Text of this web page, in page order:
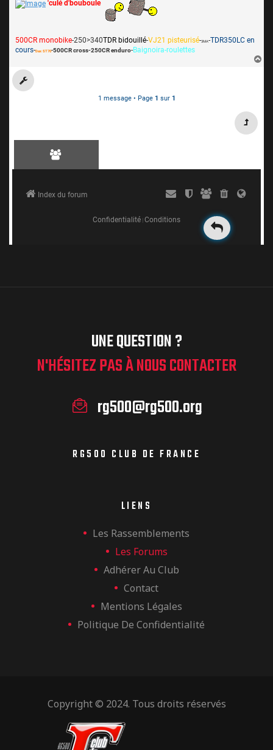
UNE QUESTION ?
N'HÉSITEZ PAS À NOUS CONTACTER
rg500@rg500.org
RG500 CLUB DE FRANCE
LIENS
Les Rassemblements
Les Forums
Adhérer Au Club
Contact
Mentions Légales
Politique De Confidentialité
Copyright © 2024. Tous droits réservés